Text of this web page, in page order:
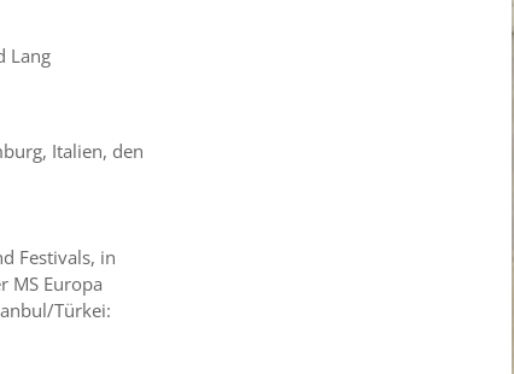
Lang
Italien, den
Festivals, in
MS Europa
Türkei: